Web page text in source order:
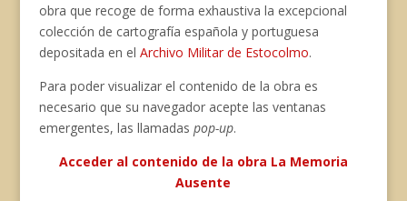
obra que recoge de forma exhaustiva la excepcional
colección de cartografía española y portuguesa
depositada en el Archivo Militar de Estocolmo.
Para poder visualizar el contenido de la obra es
necesario que su navegador acepte las ventanas
emergentes, las llamadas pop-up.
Acceder al contenido de la obra La Memoria
Ausente